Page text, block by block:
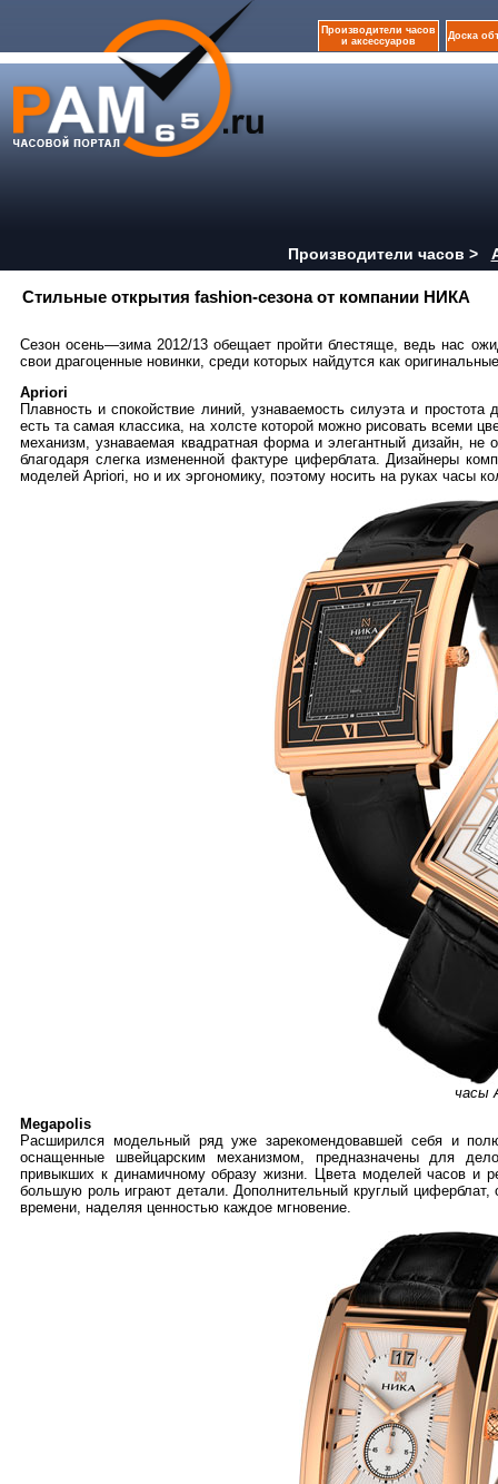
Производители часов
и аксессуаров
Доска
Производители часов >
Стильные открытия fashion-сезона от компании НИКА
Сезон осень—зима 2012/13 обещает пройти блестяще, ведь нас
свои драгоценные новинки, среди которых найдутся как
Apriori
Плавность и спокойствие линий, узнаваемость силуэта и
есть та самая классика, на холсте которой можно рисовать всеми
механизм, узнаваемая квадратная форма и элегантный дизайн,
благодаря слегка измененной фактуре циферблата. Дизайнеры
моделей Apriori, но и их эргономику, поэтому носить на руках часы
часы
Megapolis
Расширился модельный ряд уже зарекомендовавшей себя и
оснащенные швейцарским механизмом, предназначены для
привыкших к динамичному образу жизни. Цвета моделей часов и
большую роль играют детали. Дополнительный круглый
времени, наделяя ценностью каждое мгновение.